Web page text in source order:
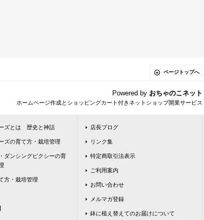
ページトップへ
Powered by おちゃのこネット
ホームページ作成とショッピングカート付きネットショップ開業サービス
ズとは 歴史と神話
ズの育て方・栽培管理
ダンシングピクシーの育
方・栽培管理
店長ブログ
リンク集
特定商取引法表示
ご利用案内
お問い合わせ
メルマガ登録
鉢に植え替えてのお届けについて